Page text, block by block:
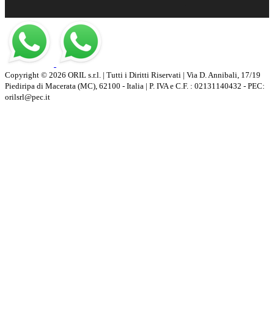
Copyright © 2026 ORIL s.r.l. | Tutti i Diritti Riservati | Via D. Annibali, 17/19
Piediripa di Macerata (MC), 62100 - Italia | P. IVA e C.F. : 02131140432 - PEC:
orilsrl@pec.it